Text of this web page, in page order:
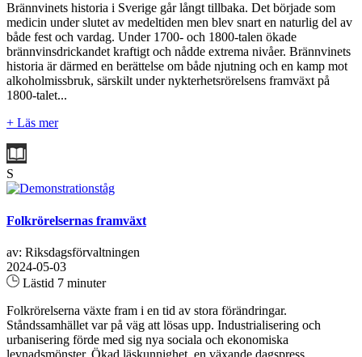
Brännvinets historia i Sverige går långt tillbaka. Det började som
medicin under slutet av medeltiden men blev snart en naturlig del av
både fest och vardag. Under 1700- och 1800-talen ökade
brännvinsdrickandet kraftigt och nådde extrema nivåer. Brännvinets
historia är därmed en berättelse om både njutning och en kamp mot
alkoholmissbruk, särskilt under nykterhetsrörelsens framväxt på
1800-talet...
+ Läs mer
S
Folkrörelsernas framväxt
av: Riksdagsförvaltningen
2024-05-03
Lästid 7 minuter
Folkrörelserna växte fram i en tid av stora förändringar.
Ståndssamhället var på väg att lösas upp. Industrialisering och
urbanisering förde med sig nya sociala och ekonomiska
levnadsmönster. Ökad läskunnighet, en växande dagspress,